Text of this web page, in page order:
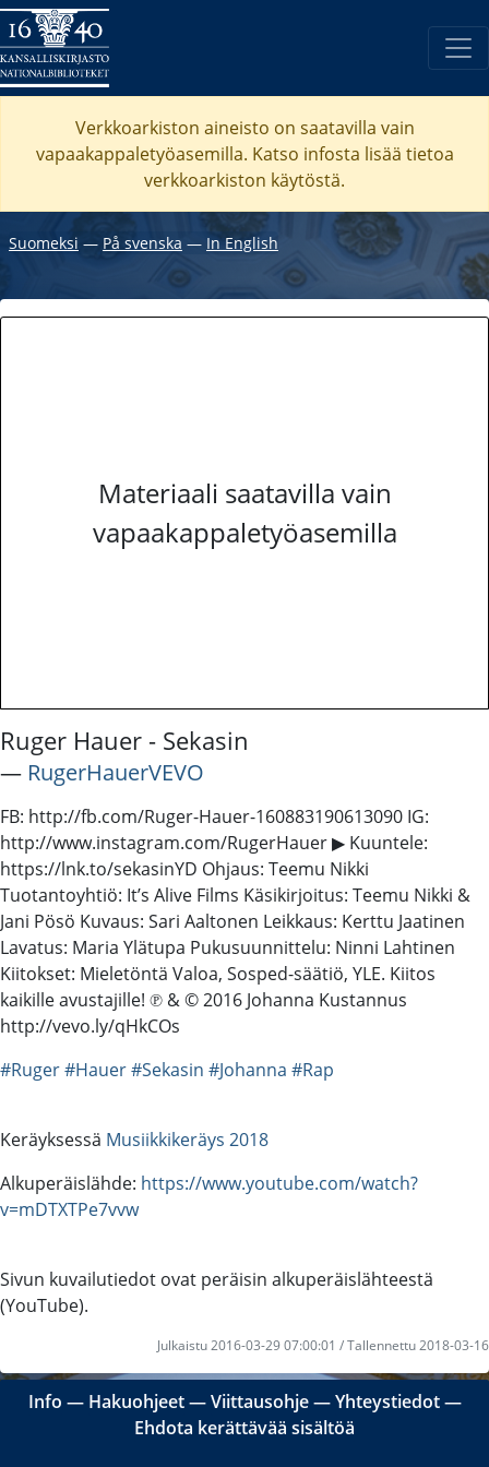
Verkkoarkiston aineisto on saatavilla vain
vapaakappaletyöasemilla. Katso infosta lisää tietoa
verkkoarkiston käytöstä.
Suomeksi ― På svenska ― In English
Materiaali saatavilla vain
vapaakappaletyöasemilla
Ruger Hauer - Sekasin
― RugerHauerVEVO
FB: http://fb.com/Ruger-Hauer-160883190613090 IG:
http://www.instagram.com/RugerHauer ▶ Kuuntele:
https://lnk.to/sekasinYD Ohjaus: Teemu Nikki
Tuotantoyhtiö: It’s Alive Films Käsikirjoitus: Teemu Nikki &
Jani Pösö Kuvaus: Sari Aaltonen Leikkaus: Kerttu Jaatinen
Lavatus: Maria Ylätupa Pukusuunnittelu: Ninni Lahtinen
Kiitokset: Mieletöntä Valoa, Sosped-säätiö, YLE. Kiitos
kaikille avustajille! ℗ & © 2016 Johanna Kustannus
http://vevo.ly/qHkCOs
#Ruger#Hauer#Sekasin #Johanna #Rap
Keräyksessä Musiikkikeräys 2018
Alkuperäislähde: https://www.youtube.com/watch?
v=mDTXTPe7vvw
Sivun kuvailutiedot ovat peräisin alkuperäislähteestä
(YouTube).
Julkaistu 2016-03-29 07:00:01 / Tallennettu 2018-03-16
Info ― Hakuohjeet―Viittausohje―Yhteystiedot―
Ehdota kerättävää sisältöä